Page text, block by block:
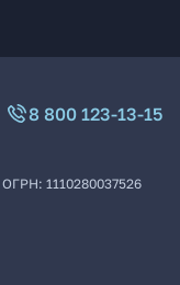
8 800 123-13-15
ОГРН: 1110280037526